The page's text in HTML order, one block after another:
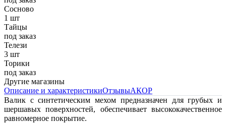
Сосново
1 шт
Тайцы
под заказ
Телези
3 шт
Торики
под заказ
Другие магазины
Описание и характеристикиОтзывыАКОР
Валик с синтетическим мехом предназначен для грубых и
шершавых поверхностей, обеспечивает высококачественное
равномерное покрытие.